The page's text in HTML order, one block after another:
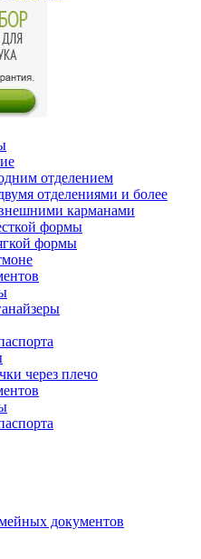
отделением
отделениями и более
карманами
формы
формы
через плечо
документов